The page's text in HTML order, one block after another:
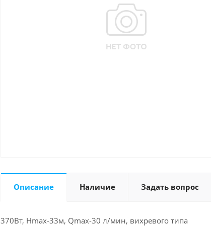
Описание Наличие Задать вопрос
370Вт, Hmax-33м, Qmax-30 л/мин, вихревого типа